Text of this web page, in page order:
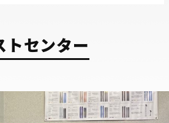
トセンター